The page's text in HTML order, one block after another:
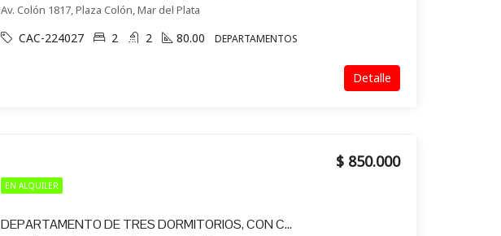
Av. Colón 1817, Plaza Colón, Mar del Plata
CAC-224027 2 2 80.00 DEPARTAMENTOS
Detalle
EN ALQUILER
DEPARTAMENTO DE TRES DORMITORIOS, CON COCHERA, RECICLADO EN ALQUILER
$ 850.000